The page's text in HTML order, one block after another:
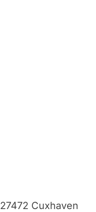
Cuxhaven